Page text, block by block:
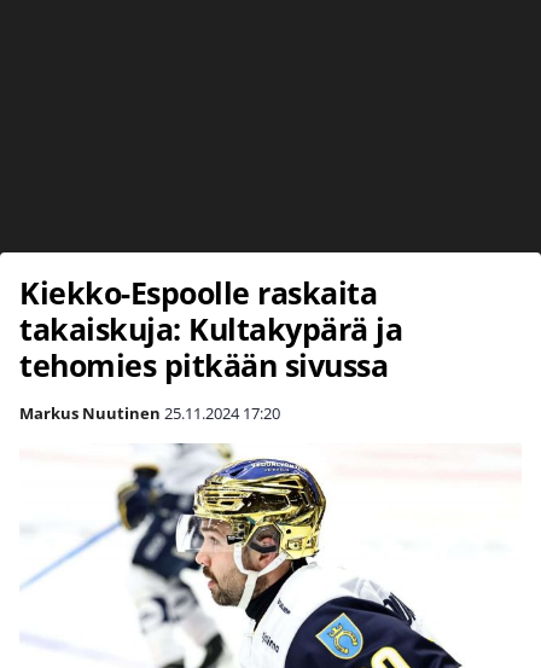
Kiekko-Espoolle raskaita
takaiskuja: Kultakypärä ja
tehomies pitkään sivussa
Markus Nuutinen 25.11.2024 17:20